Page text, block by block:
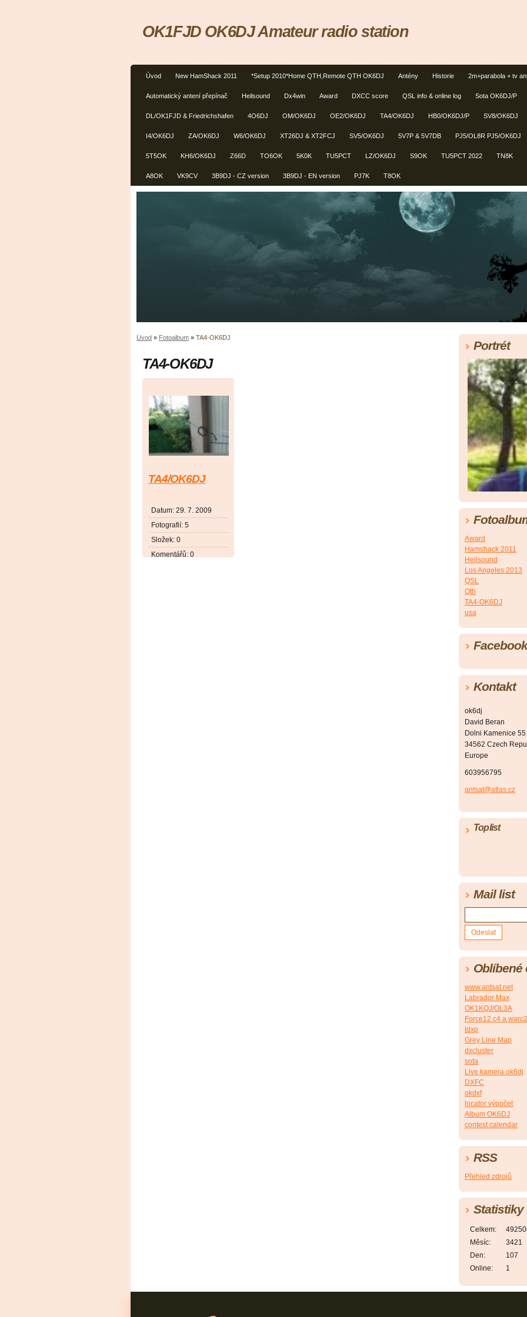
Úvod New HamShack 2011 *Setup 2010*Home QTH,Remote QTH OK6DJ Antény Historie 2m+parabola + tv
Automatický antení přepínač Heilsound Dx4win Award DXCC score QSL info & online log Sota OK6DJ/P
DL/OK1FJD & Friedrichshafen 4O6DJ OM/OK6DJ OE2/OK6DJ TA4/OK6DJ HB0/OK6DJ/P SV8/OK6DJ
I4/OK6DJ ZA/OK6DJ W6/OK6DJ XT26DJ & XT2FCJ SV5/OK6DJ 5V7P & 5V7DB PJ5/OL8R PJ5/OK6DJ
5T5OK KH6/OK6DJ Z66D TO6OK 5K0K TU5PCT LZ/OK6DJ S9OK TU5PCT 2022 TN8K
A8OK VK9CV 3B9DJ - CZ version 3B9DJ - EN version PJ7K T8OK
OK1FJD OK6DJ Amateur radio station
Úvod » Fotoalbum » TA4-OK6DJ
TA4-OK6DJ
TA4/OK6DJ
Datum: 29. 7. 2009
Fotografií: 5
Složek: 0
Komentářů: 0
Portrét
Award
Hamshack 2011
Heilsound
Los Angeles 2013
QSL
Qth
TA4-OK6DJ
usa
Facebook
Kontakt
ok6dj
David Beran
Dolni Kamenice 55
34562 Czech
Europe
603956795
antsat@atlas.cz
Toplist
Mail list
Oblíbené
www.antsat.net
Labrador Max
OK1KQJ/OL3A
Force12 c4 a
Idxp
Grey Line Map
dxcluster
sota
Live kamera ok6dj
DXFC
okdxf
locator výpočet
Album OK6DJ
contest calendar
RSS
Přehled zdrojů
Statistiky
Online: 1
Celkem:
Měsíc:
3421
Den:
107